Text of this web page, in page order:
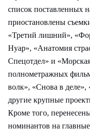
список поставленных
приостановлены
«Третий лишний»,
Нуар», «Анатомия
Спецотдел» и
полнометражных
волк», «Снова в
другие крупные
Кроме того,
номинантов на